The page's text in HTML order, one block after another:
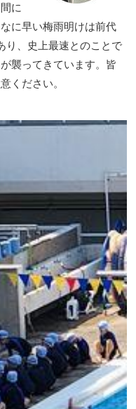
に
に早い梅雨明けは前代
り、史上最速とのことで
襲ってきています。皆
ください。